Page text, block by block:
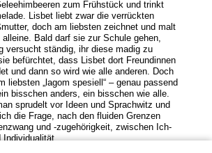
zum Frühstück und trinkt
Lisbet liebt zwar die verrückten
doch am liebsten zeichnet und malt
Bald darf sie zur Schule gehen,
versucht ständig, ihr diese madig zu
befürchtet, dass Lisbet dort Freundinnen
und dann so wird wie alle anderen. Doch
liebsten „lagom spesiell“ – genau passend
bisschen anders, ein bisschen wie alle.
sprudelt vor Ideen und Sprachwitz und
die Frage, nach den fluiden Grenzen
und -zugehörigkeit, zwischen Ich-
Individualität.